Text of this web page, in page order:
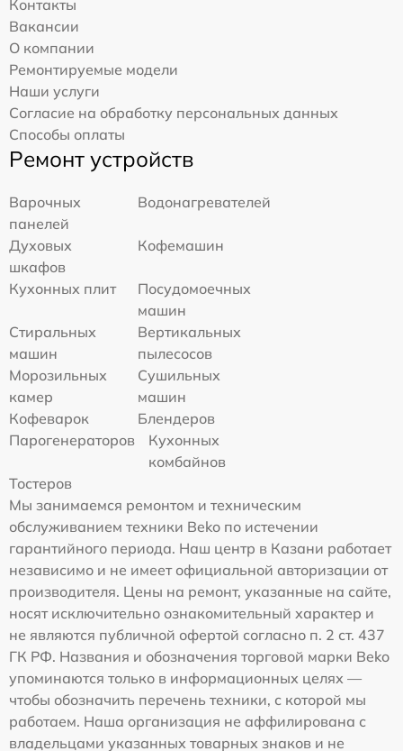
Контакты
Вакансии
О компании
Ремонтируемые модели
Наши услуги
Согласие на обработку персональных данных
Способы оплаты
Ремонт устройств
Варочных
панелей
Водонагревателей
Духовых
шкафов
Кофемашин
Кухонных плит
Посудомоечных
машин
Стиральных
машин
Вертикальных
пылесосов
Морозильных
камер
Сушильных
машин
Кофеварок
Блендеров
Парогенераторов
Кухонных
комбайнов
Тостеров
Мы занимаемся ремонтом и техническим
обслуживанием техники Beko по истечении
гарантийного периода. Наш центр в Казани работает
независимо и не имеет официальной авторизации от
производителя. Цены на ремонт, указанные на сайте,
носят исключительно ознакомительный характер и
не являются публичной офертой согласно п. 2 ст. 437
ГК РФ. Названия и обозначения торговой марки Beko
упоминаются только в информационных целях —
чтобы обозначить перечень техники, с которой мы
работаем. Наша организация не аффилирована с
владельцами указанных товарных знаков и не